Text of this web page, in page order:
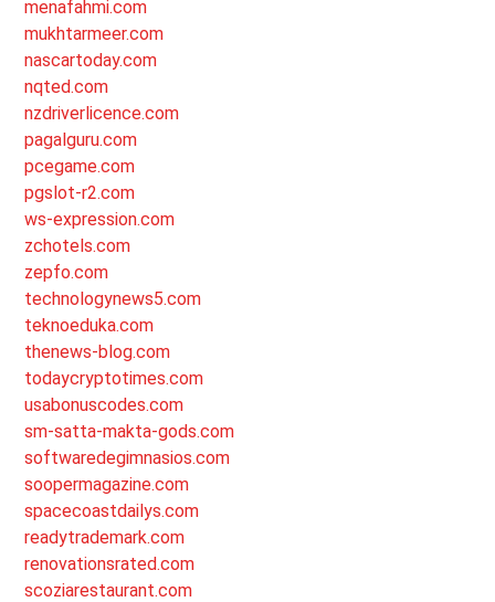
menafahmi.com
mukhtarmeer.com
nascartoday.com
nqted.com
nzdriverlicence.com
pagalguru.com
pcegame.com
pgslot-r2.com
ws-expression.com
zchotels.com
zepfo.com
technologynews5.com
teknoeduka.com
thenews-blog.com
todaycryptotimes.com
usabonuscodes.com
sm-satta-makta-gods.com
softwaredegimnasios.com
soopermagazine.com
spacecoastdailys.com
readytrademark.com
renovationsrated.com
scoziarestaurant.com